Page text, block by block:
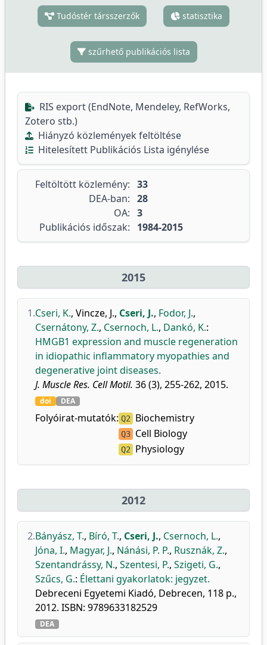
Tudóstér társszerzők statisztika
szűrhető publikációs lista
RIS export (EndNote, Mendeley, RefWorks,
Zotero stb.)
Hiányzó közlemények feltöltése
Hitelesített Publikációs Lista igénylése
Feltöltött közlemény: 33
DEA-ban: 28
OA: 3
Publikációs időszak:
1984-2015
2015
1.Cseri, K., Vincze, J., Cseri, J., Fodor, J.,
Csernátony, Z., Csernoch, L., Dankó, K.:
HMGB1 expression and muscle regeneration
in idiopathic inflammatory myopathies and
degenerative joint diseases.
J. Muscle Res. Cell Motil. 36 (3), 255-262, 2015.
doi DEA
Folyóirat-mutatók: Q2 Biochemistry
Q3 Cell Biology
Q2 Physiology
2012
2.Bányász, T., Bíró, T., Cseri, J., Csernoch, L.,
Jóna, I., Magyar, J., Nánási, P. P., Rusznák, Z.,
Szentandrássy, N., Szentesi, P., Szigeti, G.,
Szűcs, G.: Élettani gyakorlatok: jegyzet.
Debreceni Egyetemi Kiadó, Debrecen, 118 p.,
2012. ISBN: 9789633182529
DEA